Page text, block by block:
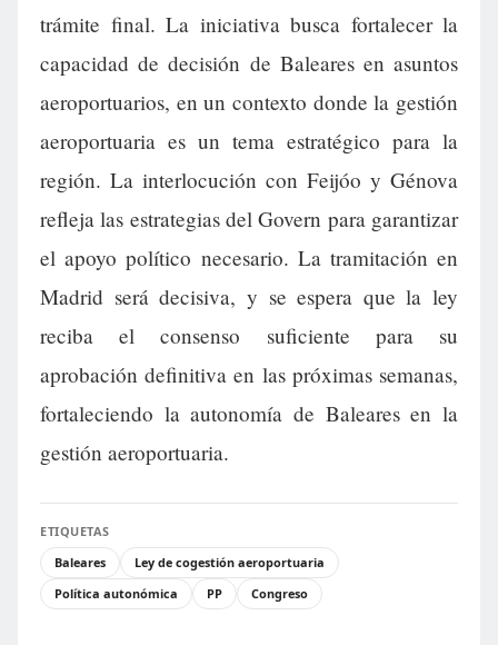
trámite final. La iniciativa busca fortalecer la
capacidad de decisión de Baleares en asuntos
aeroportuarios, en un contexto donde la gestión
aeroportuaria es un tema estratégico para la
región. La interlocución con Feijóo y Génova
refleja las estrategias del Govern para garantizar
el apoyo político necesario. La tramitación en
Madrid será decisiva, y se espera que la ley
reciba el consenso suficiente para su
aprobación definitiva en las próximas semanas,
fortaleciendo la autonomía de Baleares en la
gestión aeroportuaria.
ETIQUETAS
Baleares
Ley de cogestión aeroportuaria
Política autonómica
PP Congreso